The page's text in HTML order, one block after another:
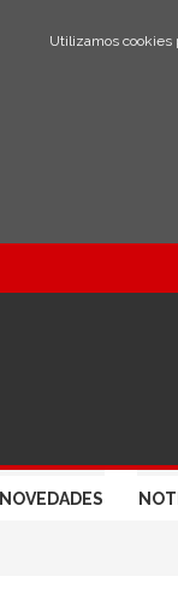
Utilizamos cookies
NOVEDADES